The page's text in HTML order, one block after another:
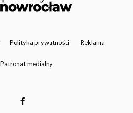
Polityka prywatności Reklama
Patronat medialny